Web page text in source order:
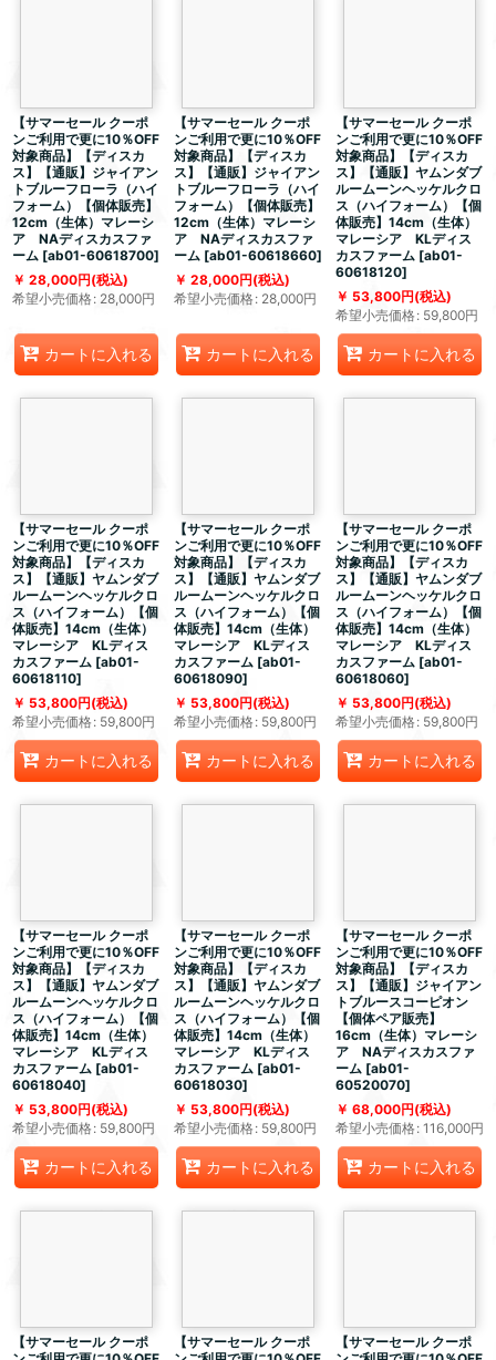
【サマーセール クーポ
ンご利用で更に10％OFF
対象商品】【ディスカ
ス】【通販】ジャイアン
トブルーフローラ（ハイ
フォーム）【個体販売】
12cm（生体）マレーシ
ア NAディスカスファ
ーム [ab01-60618700]
28,000円(税込)
希望小売価格: 28,000円
カートに入れる
【サマーセール クーポ
ンご利用で更に10％OFF
対象商品】【ディスカ
ス】【通販】ジャイアン
トブルーフローラ（ハイ
フォーム）【個体販売】
12cm（生体）マレーシ
ア NAディスカスファ
ーム [ab01-60618660]
28,000円(税込)
希望小売価格 : 28,000円
カートに入れる
【サマーセール クーポ
ンご利用で更に10％OFF
対象商品】【ディスカ
ス】【通販】ヤムンダブ
ルームーンヘッケルクロ
ス（ハイフォーム）【個
体販売】14cm（生体）
マレーシア KLディス
カスファーム [ab01-
60618120]
53,800円(税込)
希望小売価格: 59,800円
カートに入れる
【サマーセール クーポ
ンご利用で更に10％OFF
対象商品】【ディスカ
ス】【通販】ヤムンダブ
ルームーンヘッケルクロ
ス（ハイフォーム）【個
体販売】14cm（生体）
マレーシア KLディス
カスファーム [ab01-
60618110]
53,800円(税込)
希望小売価格: 59,800円
カートに入れる
【サマーセール クーポ
ンご利用で更に10％OFF
対象商品】【ディスカ
ス】【通販】ヤムンダブ
ルームーンヘッケルクロ
ス（ハイフォーム）【個
体販売】14cm（生体）
マレーシア KLディス
カスファーム [ab01-
60618090]
53,800円(税込)
希望小売価格: 59,800円
カートに入れる
【サマーセール クーポ
ンご利用で更に10％OFF
対象商品】【ディスカ
ス】【通販】ヤムンダブ
ルームーンヘッケルクロ
ス（ハイフォーム）【個
体販売】14cm（生体）
マレーシア KLディス
カスファーム [ab01-
60618060]
53,800円(税込)
希望小売価格: 59,800円
カートに入れる
【サマーセール クーポ
ンご利用で更に10％OFF
対象商品】【ディスカ
ス】【通販】ヤムンダブ
ルームーンヘッケルクロ
ス（ハイフォーム）【個
体販売】14cm（生体）
マレーシア KLディス
カスファーム [ab01-
60618040]
53,800円(税込)
希望小売価格: 59,800円
カートに入れる
【サマーセール クーポ
ンご利用で更に10％OFF
対象商品】【ディスカ
ス】【通販】ヤムンダブ
ルームーンヘッケルクロ
ス（ハイフォーム）【個
体販売】14cm（生体）
マレーシア KLディス
カスファーム [ab01-
60618030]
53,800円(税込)
希望小売価格: 59,800円
カートに入れる
【サマーセール クーポ
ンご利用で更に10％OFF
対象商品】【ディスカ
ス】【通販】ジャイアン
トブルースコーピオン
【個体ペア販売】
16cm（生体）マレーシ
ア NAディスカスファ
ーム [ab01-
60520070]
68,000円(税込)
希望小売価格: 116,000円
カートに入れる
【サマーセール クーポ
【サマーセール クーポ
【サマーセール クーポ